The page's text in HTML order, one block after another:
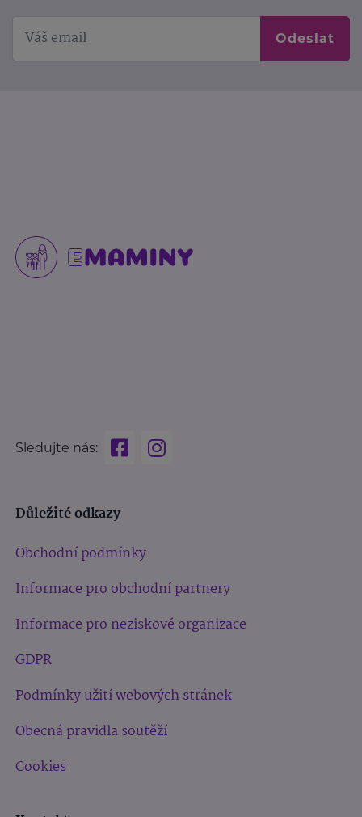
Odeslat
Sledujte nás:
Důležité odkazy
Obchodní podmínky
Informace pro obchodní partnery
Informace pro neziskové organizace
GDPR
Podmínky užití webových stránek
Obecná pravidla soutěží
Cookies